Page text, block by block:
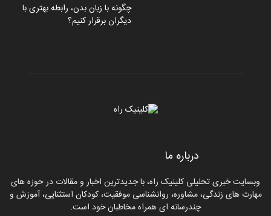
چگونه با زبان بدن، رابطه بهتری با
دیگران برقرار کنیم؟
درباره ما
وبسایت خبری تحلیلی کلینیک راه، با جدیدترین اخبار و مقالات در حوزه های
مهارت های زندگی، مشاوره، روانشناسی موفقیت، کودکان استثنایی، آموزش و
چندرسانه ای همراه مخاطبان خود است.